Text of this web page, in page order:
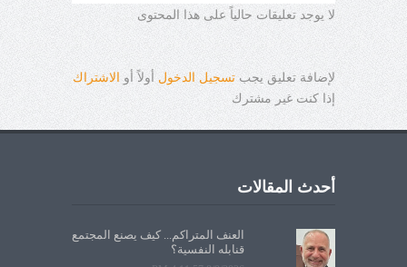
لا يوجد تعليقات حالياً على هذا المحتوى
لإضافة تعليق يجب تسجيل الدخول أولاً أو
الاشتراك
إذا كنت غير مشترك
أحدث المقالات
العنف المتراكم... كيف يصنع المجتمع
قنابله النفسية؟